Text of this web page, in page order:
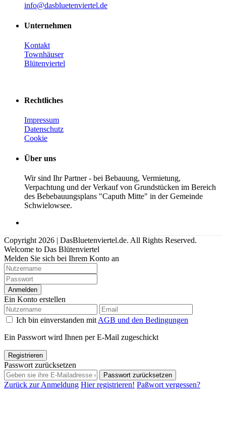
info@dasbluetenviertel.de
Unternehmen
Kontakt
Townhäuser
Blütenviertel
Rechtliches
Impressum
Datenschutz
Cookie
Über uns
Wir sind Ihr Partner - bei Bebauung, Vermietung,
Verpachtung und der Verkauf von Grundstücken im Bereich
des Bebebauungsplans "Caputh Mitte" in der Gemeinde
Schwielowsee.
Copyright 2026 | DasBluetenviertel.de. All Rights Reserved.
Welcome to Das Blütenviertel
Melden Sie sich bei Ihrem Konto an
Anmelden
Ein Konto erstellen
Ich bin einverstanden mit AGB und den Bedingungen
Ein Passwort wird Ihnen per E-Mail zugeschickt
Registrieren
Passwort zurücksetzen
Passwort zurücksetzen
Zurück zur Anmeldung Hier registrieren! Paßwort vergessen?